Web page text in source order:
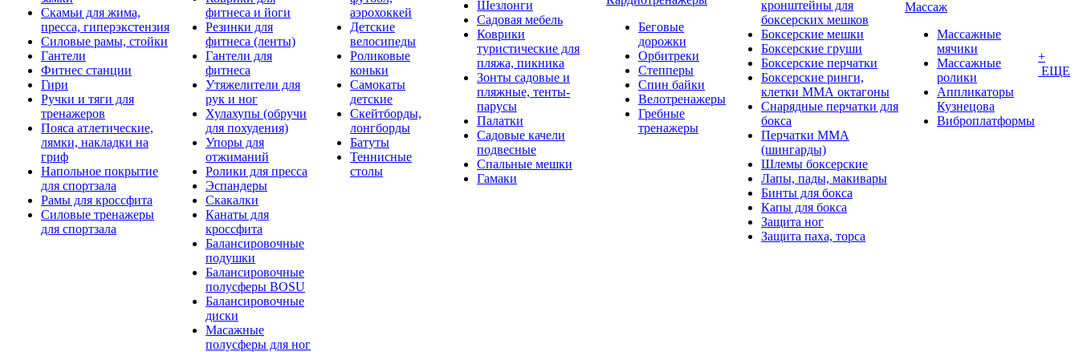
Скамьи для жима,
пресса, гиперэкстензия
Силовые рамы, стойки
Гантели
Фитнес станции
Гири
Ручки и тяги для
тренажеров
Пояса атлетические,
лямки, накладки на
гриф
Напольное покрытие
для спортзала
Рамы для кроссфита
Силовые тренажеры
для спортзала
фитнеса и йоги
Резинки для
фитнеса (ленты)
Гантели для
фитнеса
Утяжелители для
рук и ног
Хулахупы (обручи
для похудения)
Упоры для
отжиманий
Ролики для пресса
Эспандеры
Скакалки
Канаты для
кроссфита
Балансировочные
подушки
Балансировочные
полусферы BOSU
Балансировочные
диски
Масажные
полусферы для ног
аэрохоккей
Детские
велосипеды
Роликовые
коньки
Самокаты
детские
Скейтборды,
лонгборды
Батуты
Теннисные
столы
Шезлонги
Садовая мебель
Коврики
туристические для
пляжа, пикника
Зонты садовые и
пляжные, тенты-
парусы
Палатки
Садовые качели
подвесные
Спальные мешки
Гамаки
Беговые
дорожки
Орбитреки
Степперы
Спин байки
Велотренажеры
Гребные
тренажеры
кронштейны для
боксерских мешков
Боксерские мешки
Боксерские груши
Боксерские перчатки
Боксерские ринги,
клетки ММА октагоны
Снарядные перчатки для
бокса
Перчатки MMA
(шингарды)
Шлемы боксерские
Лапы, пады, макивары
Бинты для бокса
Капы для бокса
Защита ног
Защита паха, торса
Массаж
Массажные
мячики
Массажные
ролики
Аппликаторы
Кузнецова
Виброплатформы
+
ЕЩЕ